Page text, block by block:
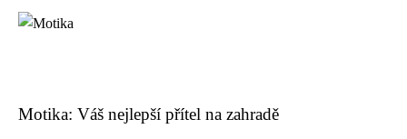
Motika: Váš nejlepší přítel na zahradě